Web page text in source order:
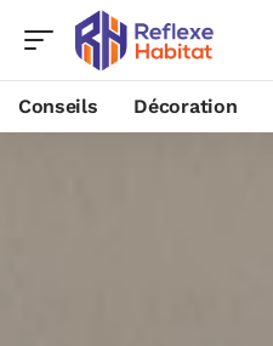
Conseils Décoration